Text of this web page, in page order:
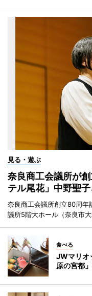
見る・遊ぶ
奈良商工会議所が
テル尾花」中野聖
奈良商工会議所創立80周年
議所5階大ホール（奈良市
食べる
JWマリオ
原の宮都